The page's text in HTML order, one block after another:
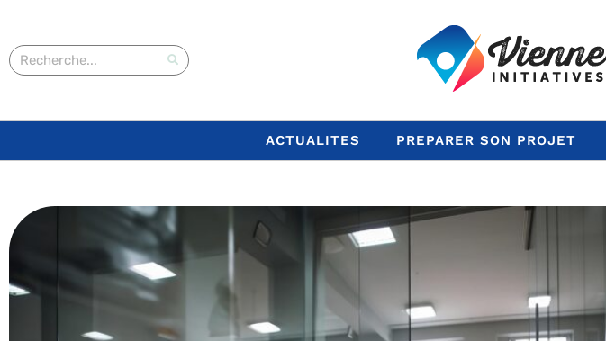
ACTUALITES PREPARER SON PROJET